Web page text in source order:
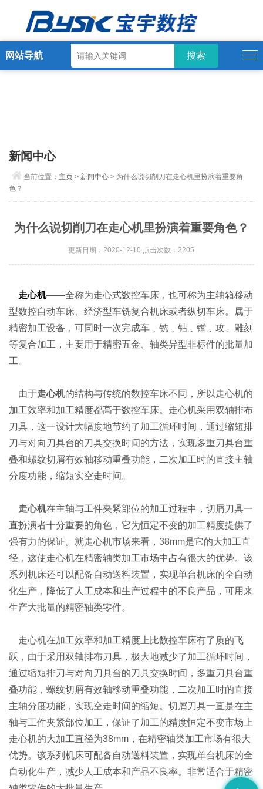
网站导航
新闻中心
当前位置： 主页 > 新闻中心 > 为什么说切削刀在走心机里扮演着重要角
色？
为什么说切削刀在走心机里扮演着重要角色？
更新日期：2020-12-10 点击次数：2205
走心机——全称为走心式数控车床，也可称为主轴箱移动
型数控自动车床、经济型车铣复合机床或者纵切车床。属于
精密加工设备，可同时一次完成车﹑铣﹑钻﹑镗﹑攻、雕刻
等复合加工，主要用于精密五金、轴类异型非标件的批量加
工。
由于走心机的结构与传统的数控车床不同，所以走心机的
加工效率和加工精度都高于数控车床。走心机采用双轴排布
刀具，这一设计大幅度地节约了加工循环时间，通过缩短排
刀与对向刀具台的刀具交换时间的方法，实现多重刀具台重
叠和螺纹切屑有效轴移动重叠功能，二次加工时的直接主轴
分度功能，缩短实空走时间。
走心机在主轴与工件夹紧部位的加工过程中，切屑刀具一
直扮演者十分重要的角色，它为恒定不变的加工精度提供了
强有力的保证。就走心机市场来看，38mm是它的大加工直
径，这使走心机在精密轴类加工市场中占有很大的优势。该
系列机床还可以配备自动送料装置，实现单台机床的全自动
化生产，降低了人工成本和生产过程中的不良产品，可用来
生产大批量的精密轴类零件。
走心机在加工效率和加工精度上比数控车床有了质的飞
跃，由于采用双轴排布刀具，极大地减少了加工循环时间，
通过缩短排刀与对向刀具台的刀具交换时间，多重刀具台重
叠功能，螺纹切屑有效轴移动重叠功能，二次加工时的直接
主轴分度功能，实现空走时间的缩短。切屑刀具一直是在主
轴与工件夹紧部位加工，保证了加工的精度恒定不变市场上
走心机的大加工直径为38mm，在精密轴类加工市场有很大
优势。该系列机床可配备自动送料装置，实现单台机床的全
自动化生产，减少人工成本和产品不良率。非常适合于精密